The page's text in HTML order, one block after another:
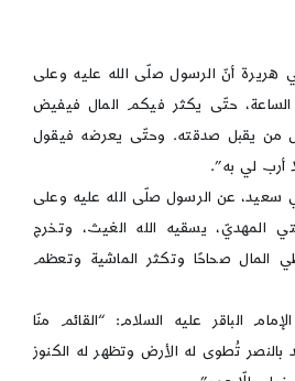
هريرة أنّ الرسول صلّى الله عليه وعلى
الساعة، حتّى يكثر فيكم المال فيفيض
من يقبل صدقته. وحتّى يعرضه فيقول
أرب لي به”.
سعيد، عن الرسول صلّى الله عليه وعلى
المهديّ، يسقيه الله الغيث، وتخرج
المال صحاحًا وتكثر الماشية وتعظم
الباقر عليه السلام: “القائم منّا
بالنصر تُطوى له الأرض وتظهر له الكنوز